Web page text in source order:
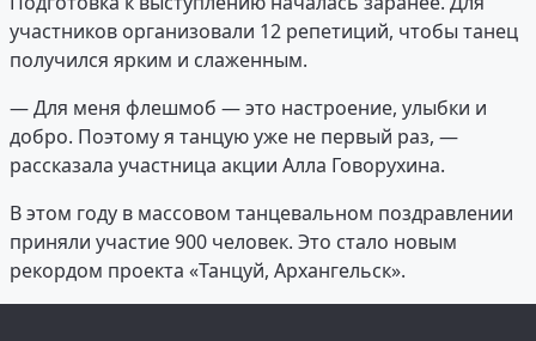
участников организовали 12 репетиций, чтобы танец
получился ярким и слаженным.
— Для меня флешмоб — это настроение, улыбки и
добро. Поэтому я танцую уже не первый раз, —
рассказала участница акции Алла Говорухина.
В этом году в массовом танцевальном поздравлении
приняли участие 900 человек. Это стало новым
рекордом проекта «Танцуй, Архангельск».